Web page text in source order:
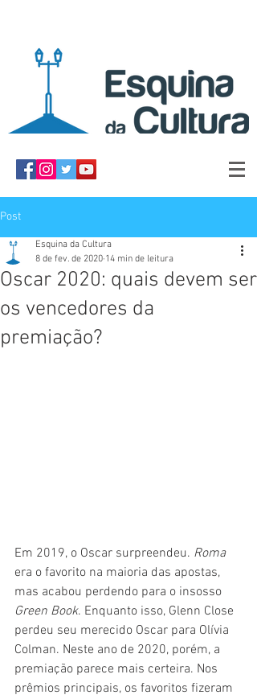
Post
Oscar 2020: quais devem ser
os vencedores da
premiação?
Esquina da Cultura
8 de fev. de 2020 14 min de leitura
Em 2019, o Oscar surpreendeu. Roma
era o favorito na maioria das apostas,
mas acabou perdendo para o insosso
Green Book. Enquanto isso, Glenn Close
perdeu seu merecido Oscar para Olívia
Colman. Neste ano de 2020, porém, a
premiação parece mais certeira. Nos
prêmios principais, os favoritos fizeram